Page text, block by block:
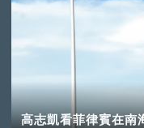
高志凱看菲律賓在南